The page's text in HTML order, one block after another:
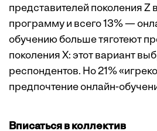
представителей поколения
программу и всего 13% —
обучению больше тяготеют
поколения Х: этот вариант
респондентов. Но 21%
предпочтение онлайн-
Вписаться в коллектив